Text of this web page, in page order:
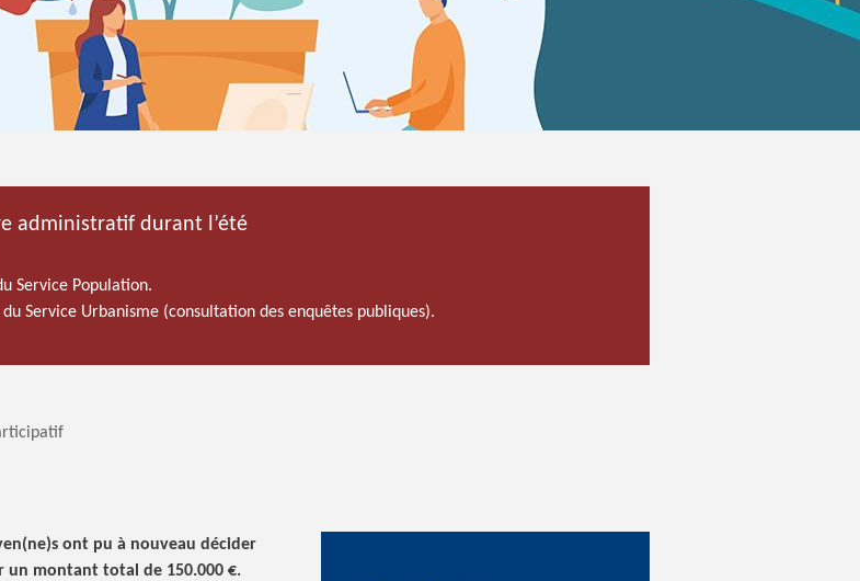
administratif durant l’été
Service Population.
Service Urbanisme (consultation des enquêtes publiques).
ont pu à nouveau décider
un montant total de 150.000 €.